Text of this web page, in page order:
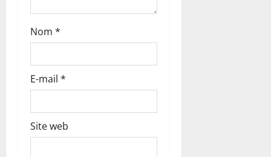
c
l
e
Nom *
E-mail *
Site web